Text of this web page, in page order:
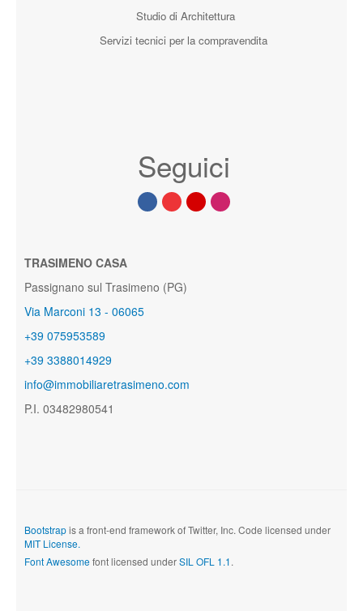
Studio di Architettura
Servizi tecnici per la compravendita
Seguici
TRASIMENO CASA
Passignano sul Trasimeno (PG)
Via Marconi 13 - 06065
+39 075953589
+39 3388014929
info@immobiliaretrasimeno.com
P.I. 03482980541
Bootstrapis a front-end framework of Twitter, Inc. Code licensed under
MIT License.
Font Awesomefont licensed underSIL OFL 1.1.